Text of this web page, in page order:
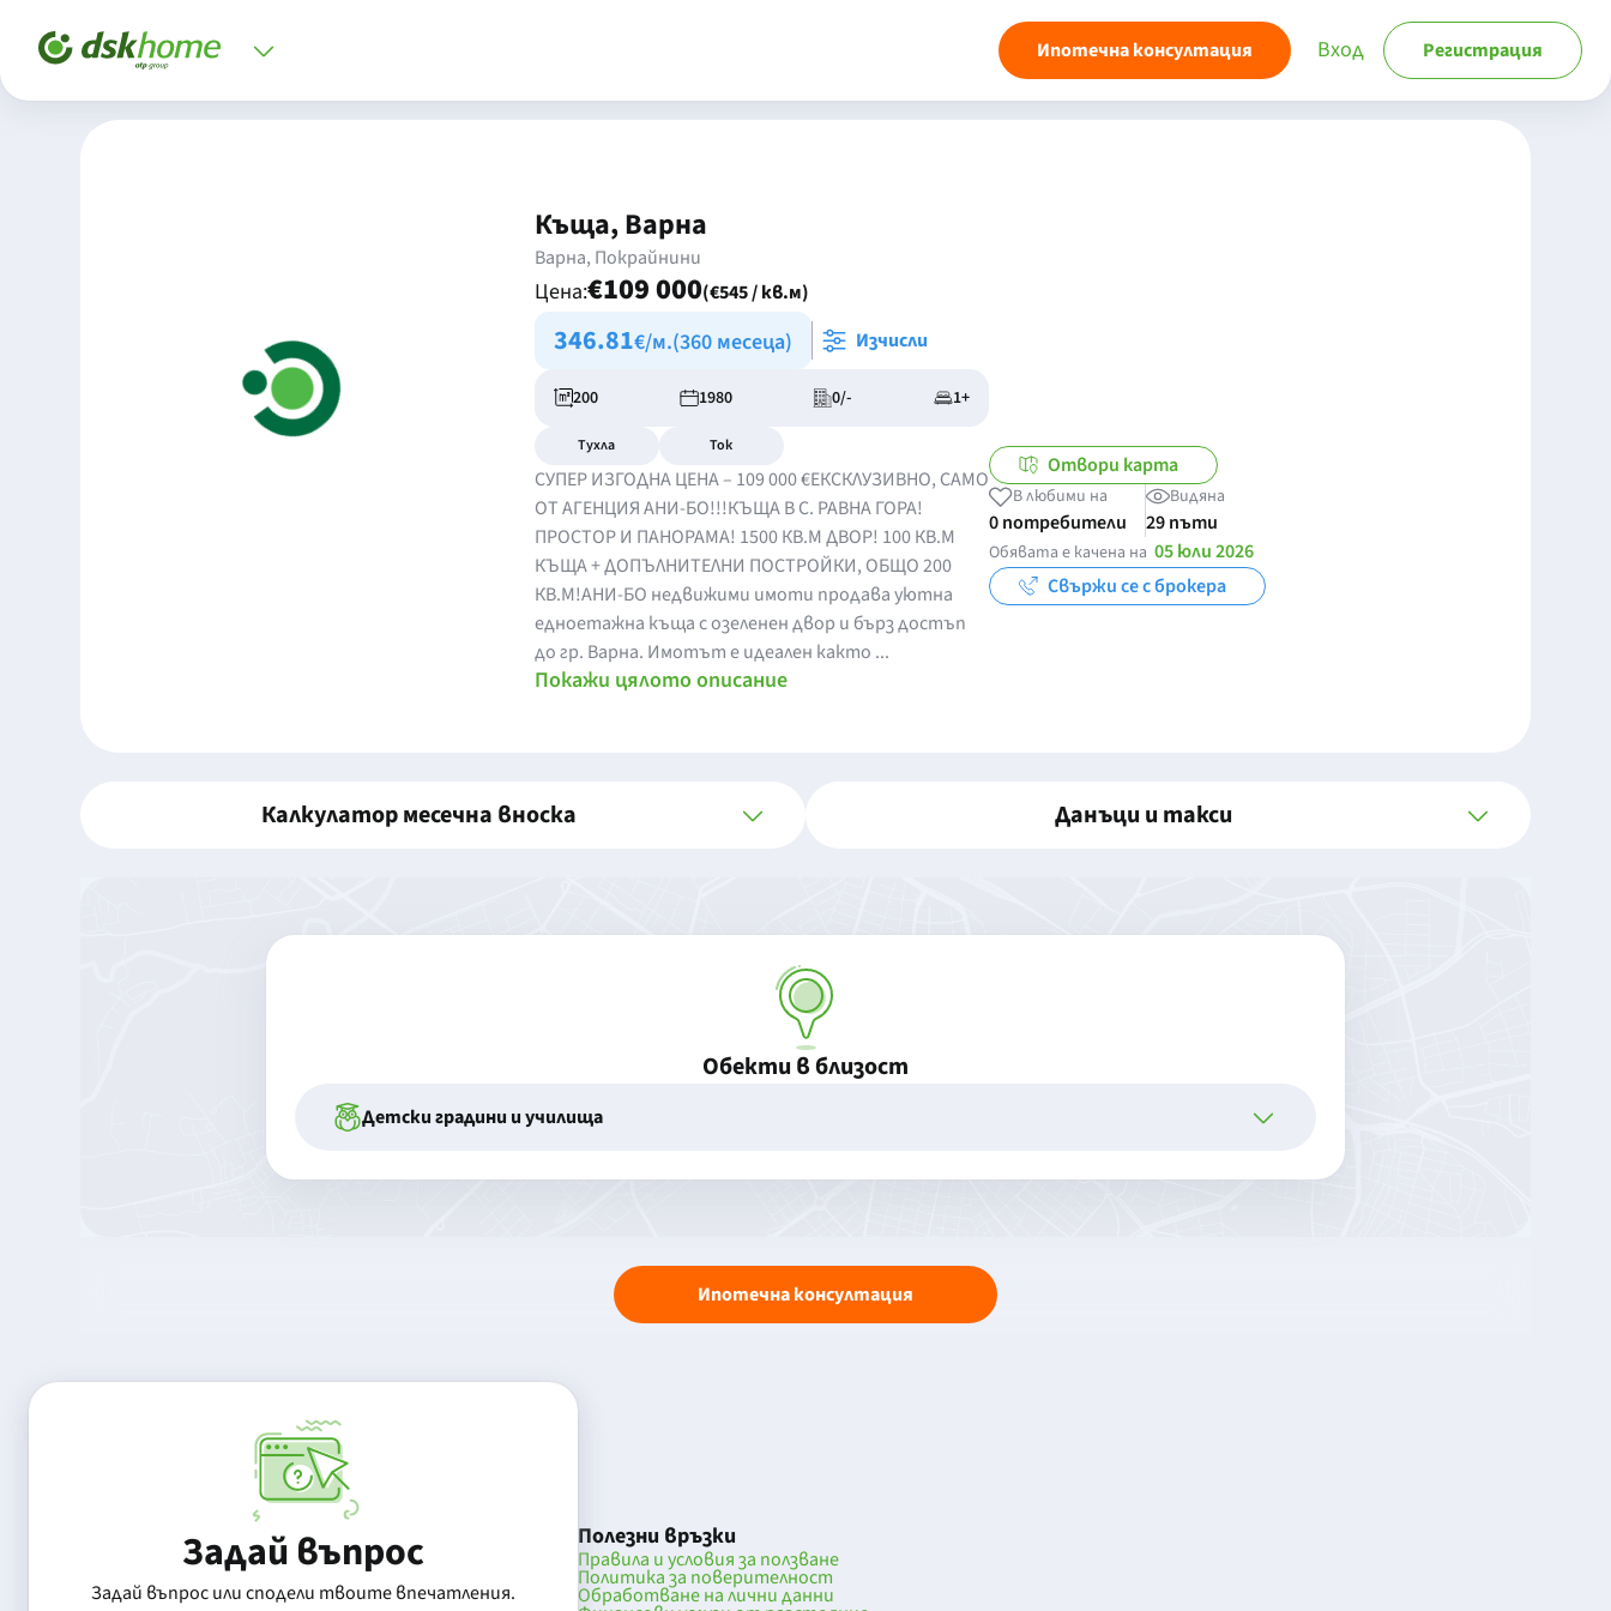
Ипотечна консултация Вход Регистрация
Къща, Варна
Варна, Покрайнини
Цена:€109 000(€545 / кв.м)
346.81€/м.(360 месеца) Изчисли
200 1980 0/- 1+
Тухла Ток
СУПЕР ИЗГОДНА ЦЕНА – 109 000 €ЕКСКЛУЗИВНО, САМО
ОТ АГЕНЦИЯ АНИ-БО!!!КЪЩА В С. РАВНА ГОРА!
ПРОСТОР И ПАНОРАМА! 1500 КВ.М ДВОР! 100 КВ.М
КЪЩА + ДОПЪЛНИТЕЛНИ ПОСТРОЙКИ, ОБЩО 200
КВ.М!АНИ-БО недвижими имоти продава уютна
едноетажна къща с озеленен двор и бърз достъп
до гр. Варна. Имотът е идеален както ...
Покажи цялото описание
Отвори карта
В любими на
0 потребители
Видяна
29 пъти
Обявата е качена на 05 юли 2026
Свържи се с брокера
Калкулатор месечна вноска Данъци и такси
Обекти в близост
Детски градини и училища
Ипотечна консултация
Задай въпрос
Задай въпрос или сподели твоите впечатления.
Полезни връзки
Правила и условия за ползване
Политика за поверителност
Обработване на лични данни